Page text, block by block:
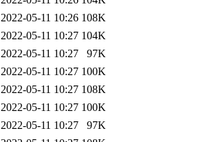
2022-05-11 10:26 108K
2022-05-11 10:27 104K
2022-05-11 10:27
97K
2022-05-11 10:27 100K
2022-05-11 10:27 108K
2022-05-11 10:27 100K
2022-05-11 10:27
97K